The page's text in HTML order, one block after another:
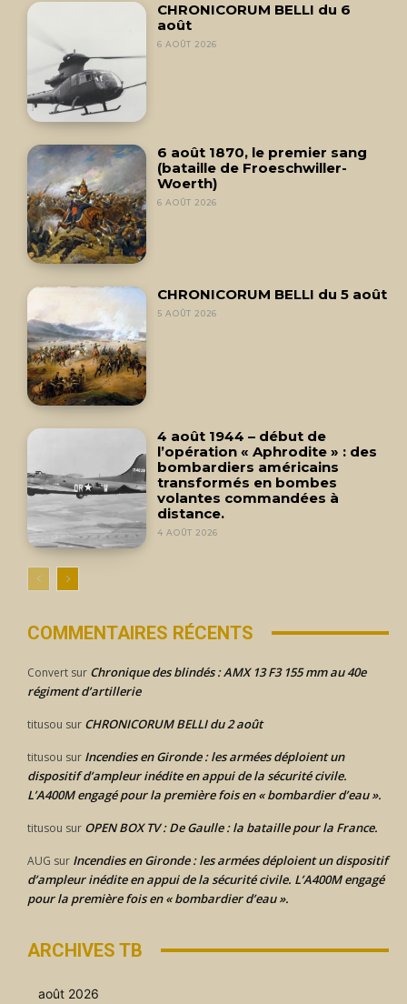
CHRONICORUM BELLI du 6
août
6 AOÛT 2026
6 août 1870, le premier sang
(bataille de Froeschwiller-
Woerth)
6 AOÛT 2026
CHRONICORUM BELLI du 5 août
5 AOÛT 2026
4 août 1944 – début de
l’opération « Aphrodite » : des
bombardiers américains
transformés en bombes
volantes commandées à
distance.
4 AOÛT 2026
COMMENTAIRES RÉCENTS
Convert sur Chronique des blindés : AMX 13 F3 155 mm au 40e
régiment d’artillerie
titusou sur CHRONICORUM BELLI du 2 août
titusou sur Incendies en Gironde : les armées déploient un
dispositif d’ampleur inédite en appui de la sécurité civile.
L’A400M engagé pour la première fois en « bombardier d’eau ».
titusou sur OPEN BOX TV : De Gaulle : la bataille pour la France.
AUG sur Incendies en Gironde : les armées déploient un dispositif
d’ampleur inédite en appui de la sécurité civile. L’A400M engagé
pour la première fois en « bombardier d’eau ».
ARCHIVES TB
août 2026